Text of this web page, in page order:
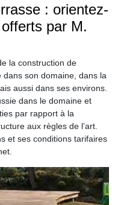
: orientez-
par M.
la construction de
son domaine, dans la
aussi dans ses environs.
dans le domaine et
par rapport à la
aux règles de l’art.
et ses conditions tarifaires